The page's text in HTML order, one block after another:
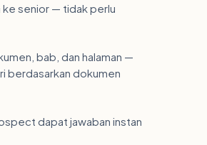
ke senior — tidak perlu
bab, dan halaman —
berdasarkan dokumen
dapat jawaban instan